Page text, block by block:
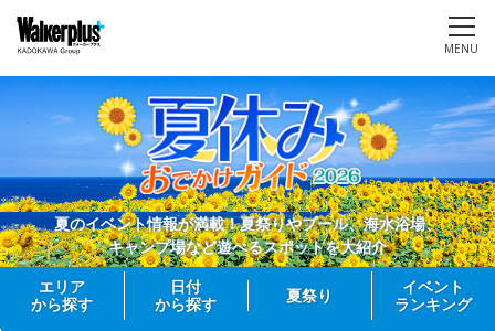
MENU
夏のイベント情報が満載！夏祭りやプール、海水浴場、
キャンプ場など遊べるスポットを大紹介
エリア
から探す
日付
から探す
夏祭り
イベント
ランキング